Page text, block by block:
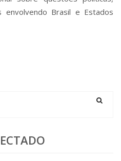
envolvendo Brasil e Estados